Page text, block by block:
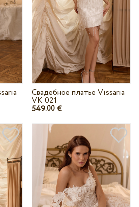
Свадебное платье Vissaria
VK 021
549.00 €